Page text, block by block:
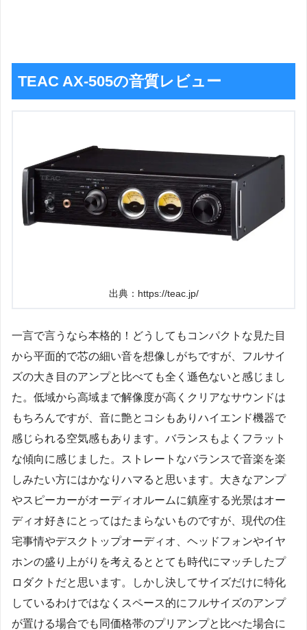
TEAC AX-505の音質レビュー
出典：https://teac.jp/
一言で言うなら本格的！どうしてもコンパクトな見た目
から平面的で芯の細い音を想像しがちですが、フルサイ
ズの大き目のアンプと比べても全く遜色ないと感じまし
た。低域から高域まで解像度が高くクリアなサウンドは
もちろんですが、音に艶とコシもありハイエンド機器で
感じられる空気感もあります。バランスもよくフラット
な傾向に感じました。ストレートなバランスで音楽を楽
しみたい方にはかなりハマると思います。大きなアンプ
やスピーカーがオーディオルームに鎮座する光景はオー
ディオ好きにとってはたまらないものですが、現代の住
宅事情やデスクトップオーディオ、ヘッドフォンやイヤ
ホンの盛り上がりを考えるととても時代にマッチしたプ
ロダクトだと思います。しかし決してサイズだけに特化
しているわけではなくスペース的にフルサイズのアンプ
が置ける場合でも同価格帯のプリアンプと比べた場合に